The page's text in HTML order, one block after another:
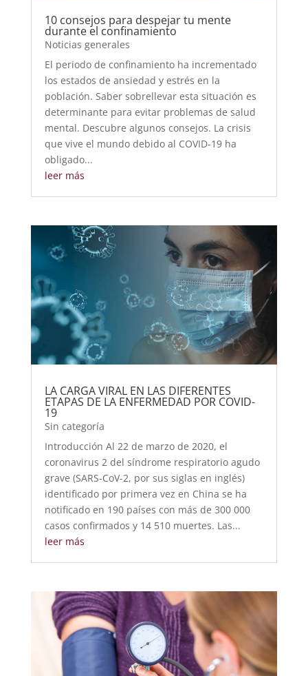
10 consejos para despejar tu mente
durante el confinamiento
Noticias generales
El periodo de confinamiento ha incrementado
los estados de ansiedad y estrés en la
población. Saber sobrellevar esta situación es
determinante para evitar problemas de salud
mental. Descubre algunos consejos. La crisis
que vive el mundo debido al COVID-19 ha
obligado...
leer más
LA CARGA VIRAL EN LAS DIFERENTES
ETAPAS DE LA ENFERMEDAD POR COVID-
19
Sin categoría
Introducción Al 22 de marzo de 2020, el
coronavirus 2 del síndrome respiratorio agudo
grave (SARS-CoV-2, por sus siglas en inglés)
identificado por primera vez en China se ha
notificado en 190 países con más de 300 000
casos confirmados y 14 510 muertes. Las...
leer más